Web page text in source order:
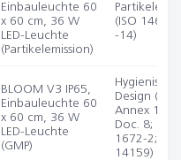
Einbauleuchte 60
x 60 cm, 36 W
LED-Leuchte
(Partikelemission)
(ISO
-14)
BLOOM V3 IP65,
Einbauleuchte 60
x 60 cm, 36 W
LED-Leuchte
(GMP)
Design (EU
Annex 1;
Doc. 8; DIN
1672-2;
14159)